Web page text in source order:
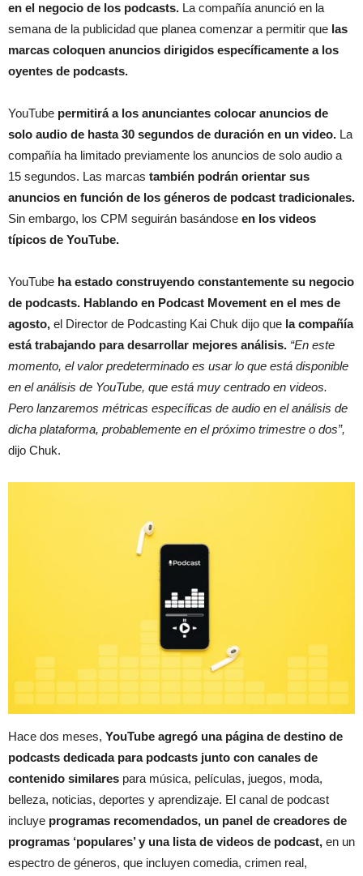
en el negocio de los podcasts. La compañía anunció en la
semana de la publicidad que planea comenzar a permitir que las
marcas coloquen anuncios dirigidos específicamente a los
oyentes de podcasts.
YouTube permitirá a los anunciantes colocar anuncios de
solo audio de hasta 30 segundos de duración en un video. La
compañía ha limitado previamente los anuncios de solo audio a
15 segundos. Las marcas también podrán orientar sus
anuncios en función de los géneros de podcast tradicionales.
Sin embargo, los CPM seguirán basándose en los videos
típicos de YouTube.
YouTube ha estado construyendo constantemente su negocio
de podcasts. Hablando en Podcast Movement en el mes de
agosto, el Director de Podcasting Kai Chuk dijo que la compañía
está trabajando para desarrollar mejores análisis. “En este
momento, el valor predeterminado es usar lo que está disponible
en el análisis de YouTube, que está muy centrado en videos.
Pero lanzaremos métricas específicas de audio en el análisis de
dicha plataforma, probablemente en el próximo trimestre o dos”,
dijo Chuk.
Hace dos meses, YouTube agregó una página de destino de
podcasts dedicada para podcasts junto con canales de
contenido similares para música, películas, juegos, moda,
belleza, noticias, deportes y aprendizaje. El canal de podcast
incluye programas recomendados, un panel de creadores de
programas ‘populares’ y una lista de videos de podcast, en un
espectro de géneros, que incluyen comedia, crimen real,